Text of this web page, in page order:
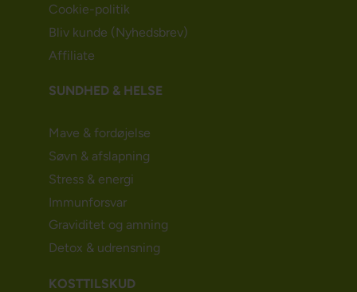
Cookie-politik
Bliv kunde (Nyhedsbrev)
Affiliate
SUNDHED & HELSE
Mave & fordøjelse
Søvn & afslapning
Stress & energi
Immunforsvar
Graviditet og amning
Detox & udrensning
KOSTTILSKUD